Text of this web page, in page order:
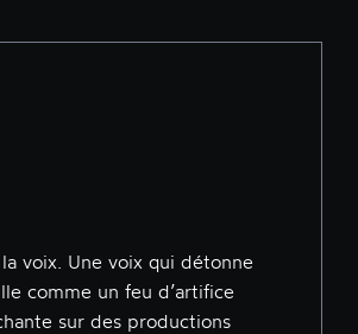
la voix. Une voix qui détonne
comme un feu d’artifice
sur des productions